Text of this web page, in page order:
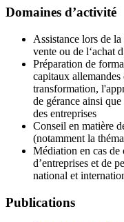
Domaines d’activité
Assistance lors de
vente ou de l‘achat
Préparation de
capitaux
transformation,
de gérance ainsi
des entreprises
Conseil en matière
(notamment la
Médiation en cas de
d’entreprises et de
national et
Publications